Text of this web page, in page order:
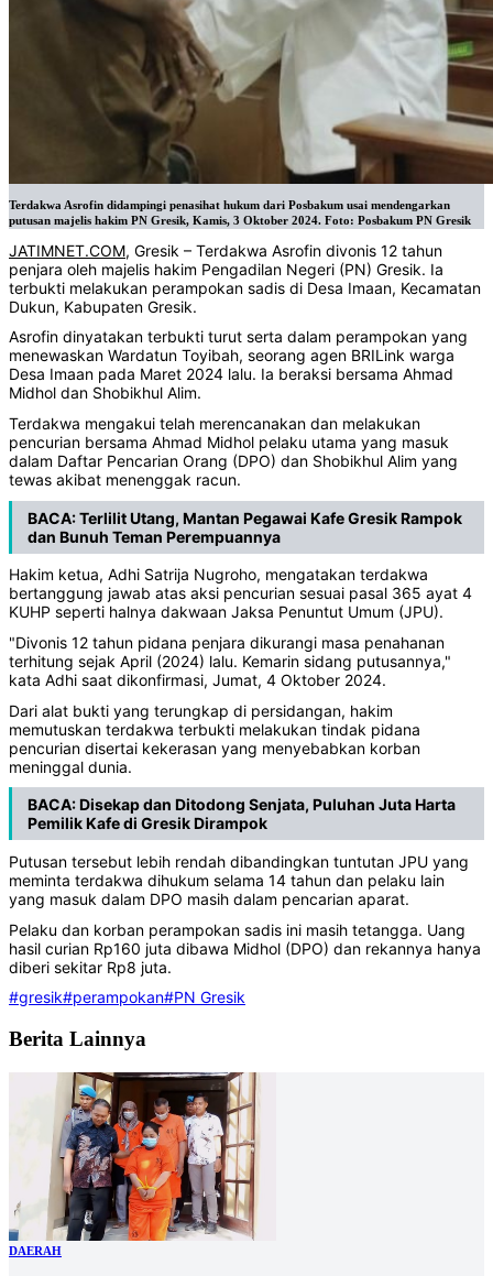
Terdakwa Asrofin didampingi penasihat hukum dari Posbakum usai mendengarkan
putusan majelis hakim PN Gresik, Kamis, 3 Oktober 2024. Foto: Posbakum PN Gresik
JATIMNET.COM, Gresik – Terdakwa Asrofin divonis 12 tahun
penjara oleh majelis hakim Pengadilan Negeri (PN) Gresik. Ia
terbukti melakukan perampokan sadis di Desa Imaan, Kecamatan
Dukun, Kabupaten Gresik.
Asrofin dinyatakan terbukti turut serta dalam perampokan yang
menewaskan Wardatun Toyibah, seorang agen BRILink warga
Desa Imaan pada Maret 2024 lalu. Ia beraksi bersama Ahmad
Midhol dan Shobikhul Alim.
Terdakwa mengakui telah merencanakan dan melakukan
pencurian bersama Ahmad Midhol pelaku utama yang masuk
dalam Daftar Pencarian Orang (DPO) dan Shobikhul Alim yang
tewas akibat menenggak racun.
BACA:Terlilit Utang, Mantan Pegawai Kafe Gresik Rampok
dan Bunuh Teman Perempuannya
Hakim ketua, Adhi Satrija Nugroho, mengatakan terdakwa
bertanggung jawab atas aksi pencurian sesuai pasal 365 ayat 4
KUHP seperti halnya dakwaan Jaksa Penuntut Umum (JPU).
"Divonis 12 tahun pidana penjara dikurangi masa penahanan
terhitung sejak April (2024) lalu. Kemarin sidang putusannya,"
kata Adhi saat dikonfirmasi, Jumat, 4 Oktober 2024.
Dari alat bukti yang terungkap di persidangan, hakim
memutuskan terdakwa terbukti melakukan tindak pidana
pencurian disertai kekerasan yang menyebabkan korban
meninggal dunia.
BACA:Disekap dan Ditodong Senjata, Puluhan Juta Harta
Pemilik Kafe di Gresik Dirampok
Putusan tersebut lebih rendah dibandingkan tuntutan JPU yang
meminta terdakwa dihukum selama 14 tahun dan pelaku lain
yang masuk dalam DPO masih dalam pencarian aparat.
Pelaku dan korban perampokan sadis ini masih tetangga. Uang
hasil curian Rp160 juta dibawa Midhol (DPO) dan rekannya hanya
diberi sekitar Rp8 juta.
#gresik#perampokan#PN Gresik
Berita Lainnya
DAERAH